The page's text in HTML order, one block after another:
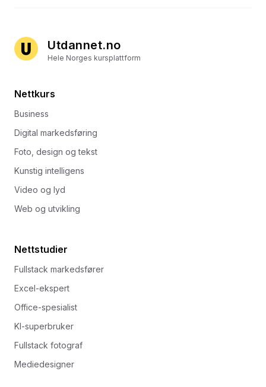
Utdannet.no
Hele Norges kursplattform
Nettkurs
Business
Digital markedsføring
Foto, design og tekst
Kunstig intelligens
Video og lyd
Web og utvikling
Nettstudier
Fullstack markedsfører
Excel-ekspert
Office-spesialist
KI-superbruker
Fullstack fotograf
Mediedesigner